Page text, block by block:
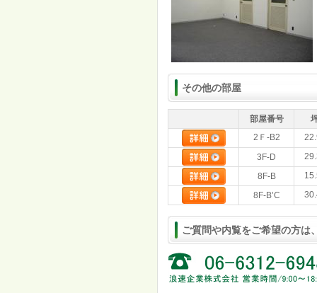
その他の部屋
部屋番号
2Ｆ-B2
3F-D
8F-B
8F-B’C
ご質問や内覧をご希望の方は